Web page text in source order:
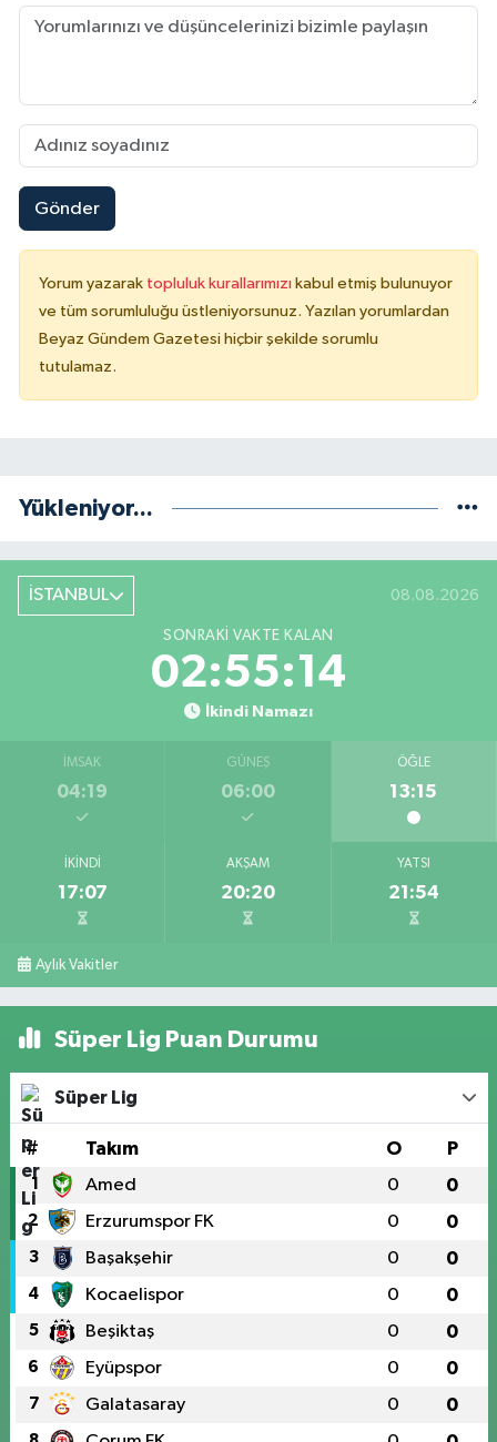
Gönder
Yorum yazarak topluluk kurallarımızı kabul etmiş bulunuyor
ve tüm sorumluluğu üstleniyorsunuz. Yazılan yorumlardan
Beyaz Gündem Gazetesi hiçbir şekilde sorumlu
tutulamaz.
Yükleniyor...
İSTANBUL 08.08.2026
SONRAKI VAKTE KALAN
02:55:13
İkindi Namazı
İMSAK
04:19
GÜNEŞ
06:00
ÖĞLE
13:15
İKINDI
17:07
AKŞAM
20:20
YATSI
21:54
Aylık Vakitler
Süper Lig Puan Durumu
Süper Lig
# Takım O P
1 Amed 0 0
2 Erzurumspor FK 0 0
3 Başakşehir 0 0
4 Kocaelispor 0 0
5 Beşiktaş 0 0
6 Eyüpspor 0 0
7 Galatasaray 0 0